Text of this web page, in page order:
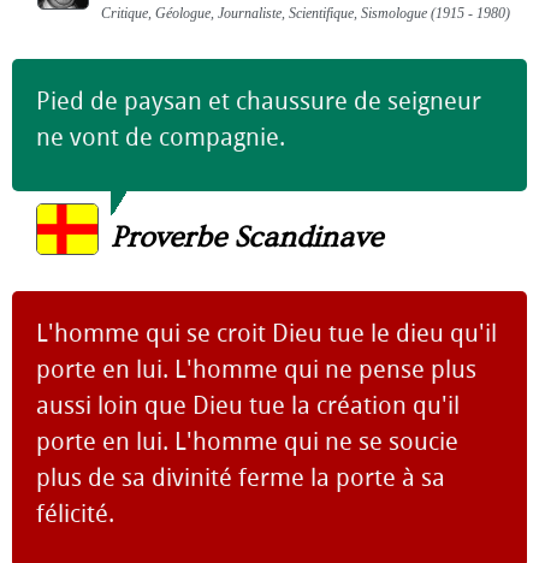
Critique, Géologue, Journaliste, Scientifique, Sismologue (1915 - 1980)
Pied de paysan et chaussure de seigneur
ne vont de compagnie.
Proverbe Scandinave
L'homme qui se croit Dieu tue le dieu qu'il
porte en lui. L'homme qui ne pense plus
aussi loin que Dieu tue la création qu'il
porte en lui. L'homme qui ne se soucie
plus de sa divinité ferme la porte à sa
félicité.